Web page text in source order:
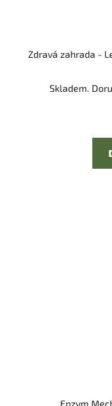
Zdravá zahrada -
Skladem.
Enzym